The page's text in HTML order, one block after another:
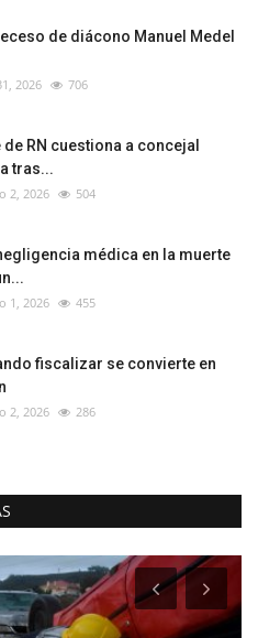
de diácono Manuel Medel
2026 706
de RN cuestiona a concejal
tras...
2, 2026 504
médica en la muerte
1, 2026 455
fiscalizar se convierte en
2, 2026 286